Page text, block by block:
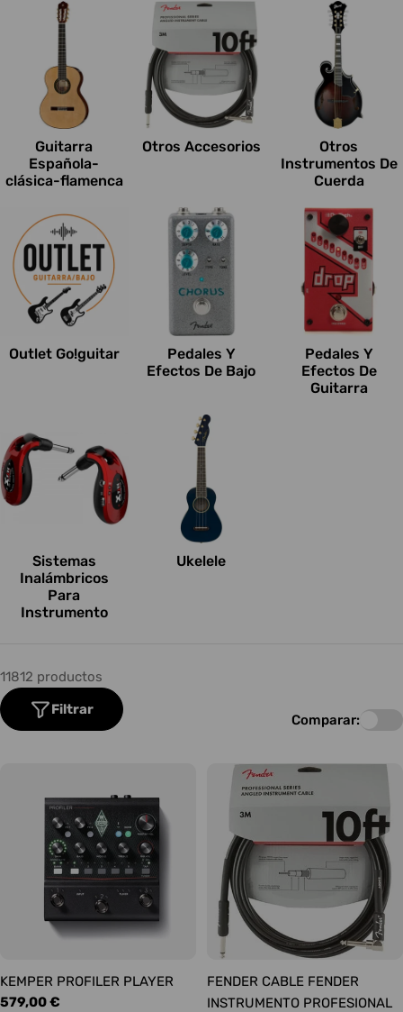
Guitarra
Española-
clásica-flamenca
Otros Accesorios
Otros
Instrumentos De
Cuerda
Outlet Go!guitar
Pedales Y
Efectos De Bajo
Pedales Y
Efectos De
Guitarra
Sistemas
Inalámbricos
Para
Instrumento
Ukelele
11812 productos
Filtrar
Comparar:
KEMPER PROFILER PLAYER
Precio
579,00 €
FENDER CABLE FENDER
INSTRUMENTO PROFESIONAL